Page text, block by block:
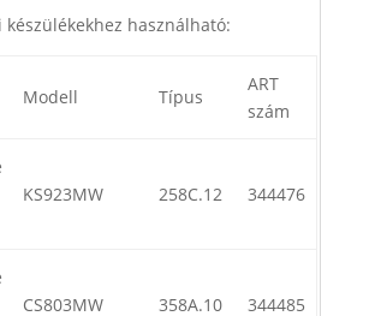
készülékekhez használható:
Modell Típus
ART
szám
KS923MW 258C.12 344476
CS803MW 358A.10 344485